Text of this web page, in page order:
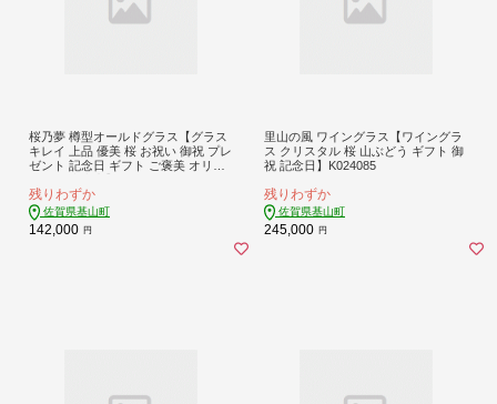
桜乃夢 樽型オールドグラス【グラス
キレイ 上品 優美 桜 お祝い 御祝 プレ
ゼント 記念日 ギフト ご褒美 オリジ
残りわずか
佐賀県基山町
142,000 円
里山の風 ワイングラス【ワイングラ
ス クリスタル 桜 山ぶどう ギフト 御
祝 記念日】K024085
残りわずか
佐賀県基山町
245,000 円